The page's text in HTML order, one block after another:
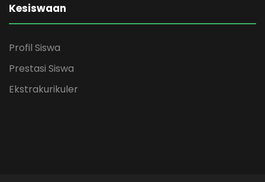
Kesiswaan
Profil Siswa
Prestasi Siswa
Ekstrakurikuler